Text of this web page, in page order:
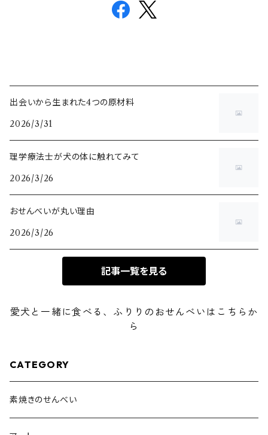
出会いから生まれた4つの原材料
2026/3/31
理学療法士が犬の体に触れてみて
2026/3/26
おせんべいが丸い理由
2026/3/26
記事一覧を見る
愛犬と一緒に食べる、ふりりのおせんべいはこちらか
ら
CATEGORY
素焼きのせんべい